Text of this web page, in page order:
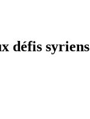
défis syriens